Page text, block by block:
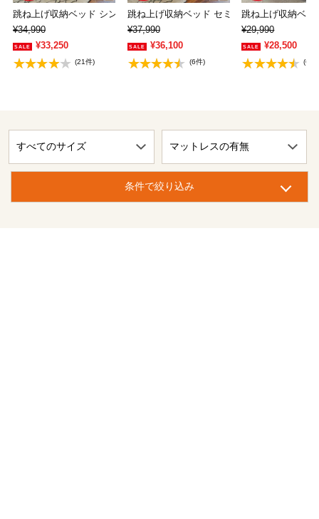
跳ね上げ収納ベッド シングル 縦型 ベッドフ…
¥34,990
¥33,250
(21件)
跳ね上げ収納ベッド セミダブル 縦型リフト
¥37,990
¥36,100
(6件)
跳ね上げ収納ベ
¥29,990
¥28,500
(6件)
条件で絞り込み